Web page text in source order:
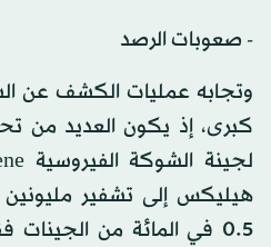
- صعوبات الرصد
وتجابه عمليات الكشف عن
هيليكس إلى تشفير
0.5 في المائة من